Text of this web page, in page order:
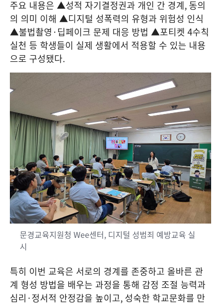
주요 내용은 ▲성적 자기결정권과 개인 간 경계, 동의
의 의미 이해 ▲디지털 성폭력의 유형과 위험성 인식
▲불법촬영· 딥페이크 문제 대응 방법 ▲포티켓 4수칙
실천 등 학생들이 실제 생활에서 적용할 수 있는 내용
으로 구성됐다.
문경교육지원청 Wee센터, 디지털 성범죄 예방교육 실
시
특히 이번 교육은 서로의 경계를 존중하고 올바른 관
계 형성 방법을 배우는 과정을 통해 감정 조절 능력과
심리·정서적 안정감을 높이고, 성숙한 학교문화를 만